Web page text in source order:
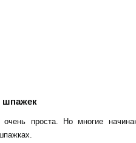
шпажек
очень проста. Но многие